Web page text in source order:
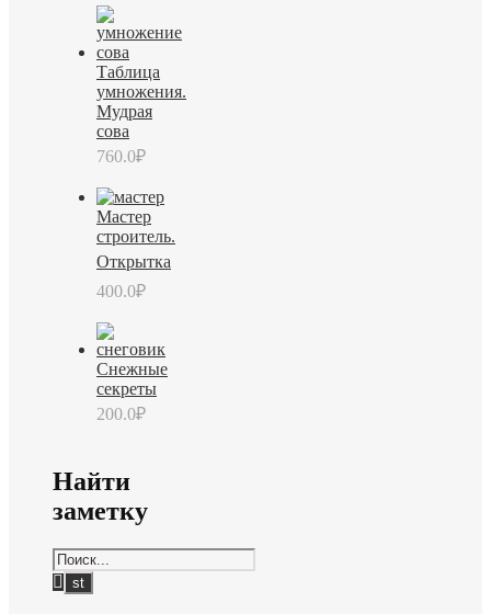
Таблица
умножения.
Мудрая
сова
760.0₽
Мастер
строитель.
Открытка
400.0₽
Снежные
секреты
200.0₽
Найти
заметку